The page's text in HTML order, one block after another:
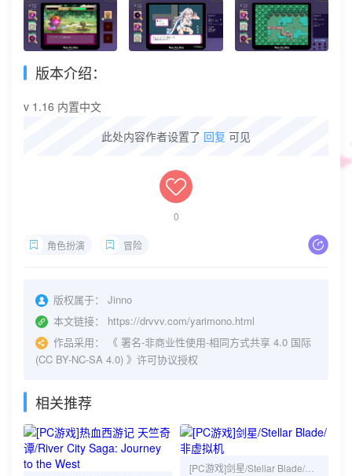
版本介绍：
v 1.16 内置中文
此处内容作者设置了 回复 可见
0
角色扮演 冒险
版权属于：
Jinno
本文链接：
https://drvvv.com/yarimono.html
作品采用：
《 署名-非商业性使用-相同方式共享 4.0 国际
(CC BY-NC-SA 4.0) 》许可协议授权
相关推荐
[PC游戏]剑星/Stellar Blade/非虚拟机